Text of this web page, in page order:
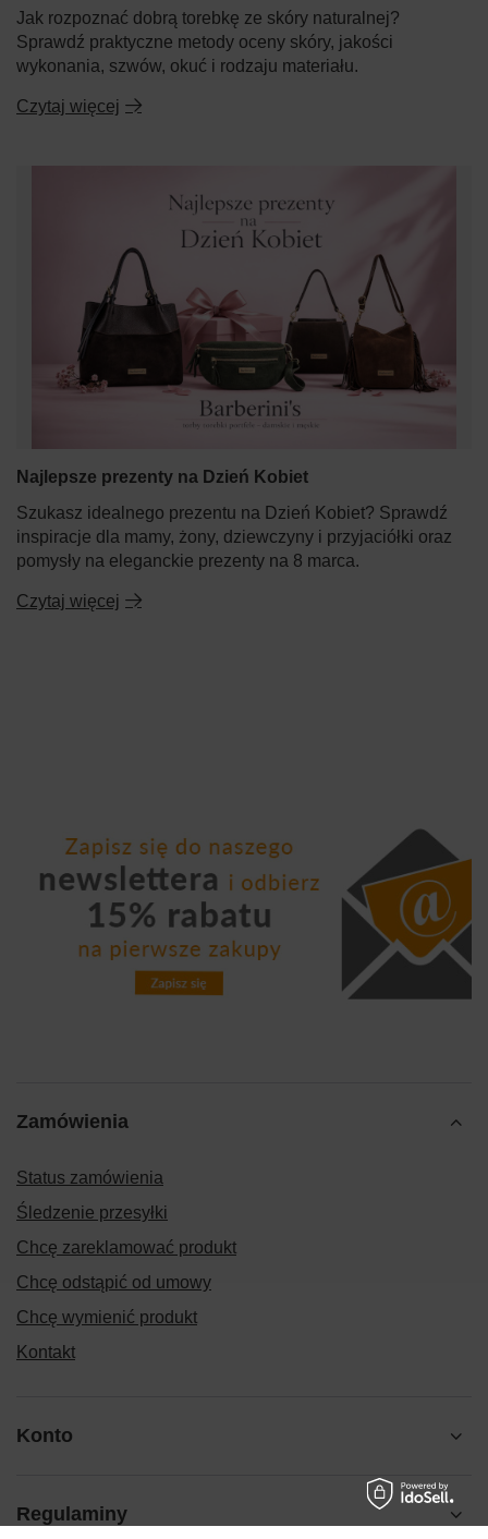
Jak rozpoznać dobrą torebkę ze skóry naturalnej?
Sprawdź praktyczne metody oceny skóry, jakości
wykonania, szwów, okuć i rodzaju materiału.
Czytaj więcej
Najlepsze prezenty na Dzień Kobiet
Szukasz idealnego prezentu na Dzień Kobiet? Sprawdź
inspiracje dla mamy, żony, dziewczyny i przyjaciółki oraz
pomysły na eleganckie prezenty na 8 marca.
Czytaj więcej
Zamówienia
Status zamówienia
Śledzenie przesyłki
Chcę zareklamować produkt
Chcę odstąpić od umowy
Chcę wymienić produkt
Kontakt
Konto
Regulaminy